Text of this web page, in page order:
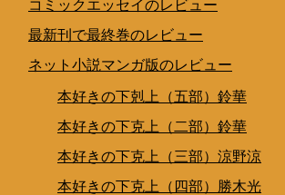
コミックエッセイのレビュー
最新刊で最終巻のレビュー
ネット小説マンガ版のレビュー
本好きの下剋上（五部）鈴華
本好きの下克上（二部）鈴華
本好きの下克上（三部）涼野涼
本好きの下克上（四部）勝木光